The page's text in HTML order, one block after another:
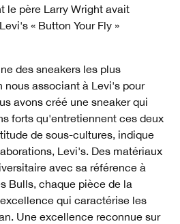
le père Larry Wright avait
« Button Your Fly »
des sneakers les plus
nous associant à Levi's pour
avons créé une sneaker qui
forts qu'entretiennent ces deux
de sous-cultures, indique
Levi's. Des matériaux
avec sa référence à
Bulls, chaque pièce de la
qui caractérise les
Une excellence reconnue sur